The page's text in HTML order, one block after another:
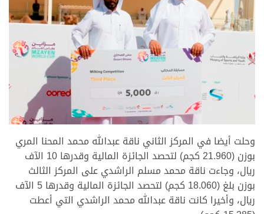
وحلت أيضا في المركز الثاني ناقة عبدالله محمد المحنا المري
بوزن (21.960 كجم) لتحصد الجائزة المالية وقدرها 10 الآف
ريال، وجاءت ناقة محمد مسلم الراشدي على المركز الثالث
بوزن بلغ (18.060 كجم) لتحصد الجائزة المالية وقدرها 5 الآف
ريال، وأخيرا كانت ناقة عبدالله محمد الراشدي التي أعطت